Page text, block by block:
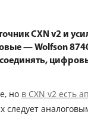
CXN v2 и
— Wolfson
но в CXN v2 есть
следует